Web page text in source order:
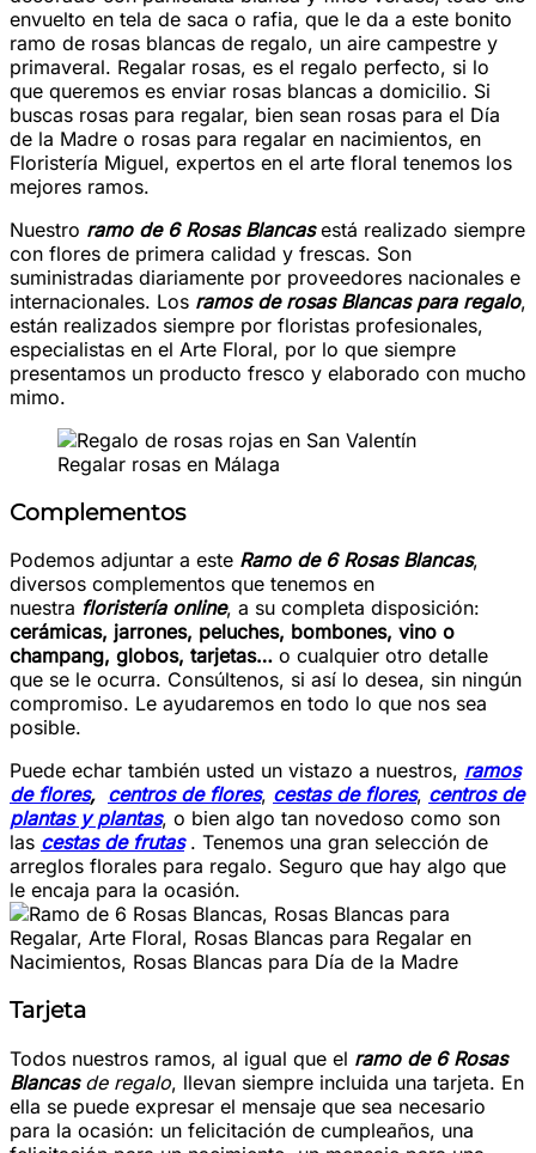
envuelto en tela de saca o rafia, que le da a este bonito
ramo de rosas blancas de regalo, un aire campestre y
primaveral. Regalar rosas, es el regalo perfecto, si lo
que queremos es enviar rosas blancas a domicilio. Si
buscas rosas para regalar, bien sean rosas para el Día
de la Madre o rosas para regalar en nacimientos, en
Floristería Miguel, expertos en el arte floral tenemos los
mejores ramos.
Nuestro ramo de 6 Rosas Blancas está realizado siempre
con flores de primera calidad y frescas. Son
suministradas diariamente por proveedores nacionales e
internacionales. Los ramos de rosas Blancas para regalo,
están realizados siempre por floristas profesionales,
especialistas en el Arte Floral, por lo que siempre
presentamos un producto fresco y elaborado con mucho
mimo.
Regalar rosas en Málaga
Complementos
Podemos adjuntar a este Ramo de 6 Rosas Blancas,
diversos complementos que tenemos en
nuestra floristería online, a su completa disposición:
cerámicas, jarrones, peluches, bombones, vino o
champang, globos, tarjetas… o cualquier otro detalle
que se le ocurra. Consúltenos, si así lo desea, sin ningún
compromiso. Le ayudaremos en todo lo que nos sea
posible.
Puede echar también usted un vistazo a nuestros, ramos
de flores, centros de flores, cestas de flores, centros de
plantas y plantas, o bien algo tan novedoso como son
las cestas de frutas. Tenemos una gran selección de
arreglos florales para regalo. Seguro que hay algo que
le encaja para la ocasión.
Tarjeta
Todos nuestros ramos, al igual que el ramo de 6 Rosas
Blancas de regalo, llevan siempre incluida una tarjeta. En
ella se puede expresar el mensaje que sea necesario
para la ocasión: un felicitación de cumpleaños, una